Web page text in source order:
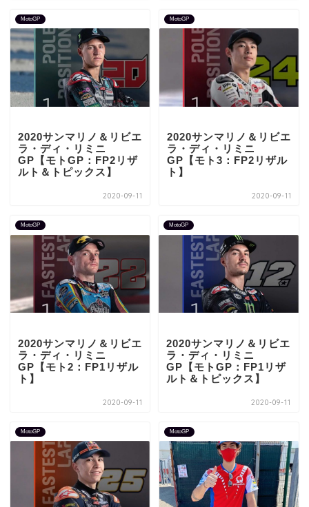
MotoGP
2020サンマリノ＆リビエ
ラ・ディ・リミニ
GP【モトGP：FP2リザ
ルト＆トピックス】
2020-09-11
MotoGP
2020サンマリノ＆リビエ
ラ・ディ・リミニ
GP【モト3：FP2リザル
ト】
2020-09-11
MotoGP
2020サンマリノ＆リビエ
ラ・ディ・リミニ
GP【モト2：FP1リザル
ト】
2020-09-11
MotoGP
2020サンマリノ＆リビエ
ラ・ディ・リミニ
GP【モトGP：FP1リザ
ルト＆トピックス】
2020-09-11
MotoGP MotoGP